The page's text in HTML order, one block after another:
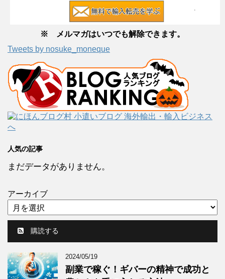
※ メルマガはいつでも解除できます。
Tweets by nosuke_moneque
人気の記事
まだデータがありません。
アーカイブ
購読する
2024/05/19
副業で稼ぐ！ギバーの精神で成功と